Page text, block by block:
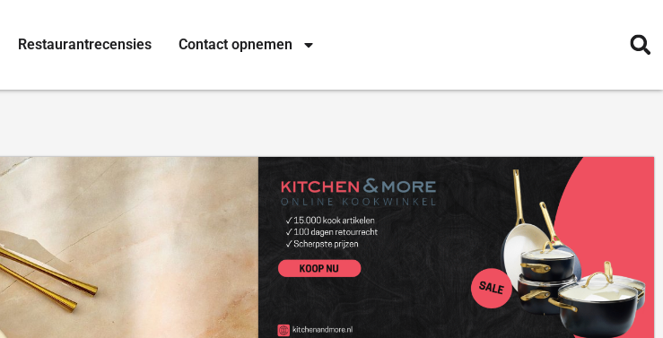
Restaurantrecensies Contact opnemen